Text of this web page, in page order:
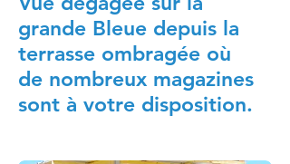
grande Bleue depuis la
terrasse ombragée où
de nombreux magazines
sont à votre disposition.